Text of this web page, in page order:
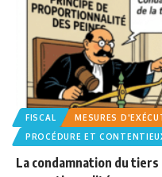
FISCAL
MESURES
PROCÉDURE ET
La condamnation du tiers